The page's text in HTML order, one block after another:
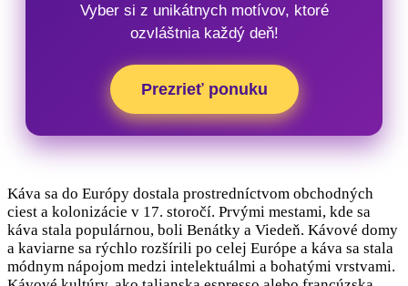
Vyber si z unikátnych motívov, ktoré
ozvláštnia každý deň!
Prezrieť ponuku
Káva sa do Európy dostala prostredníctvom obchodných
ciest a kolonizácie v 17. storočí. Prvými mestami, kde sa
káva stala populárnou, boli Benátky a Viedeň. Kávové domy
a kaviarne sa rýchlo rozšírili po celej Európe a káva sa stala
módnym nápojom medzi intelektuálmi a bohatými vrstvami.